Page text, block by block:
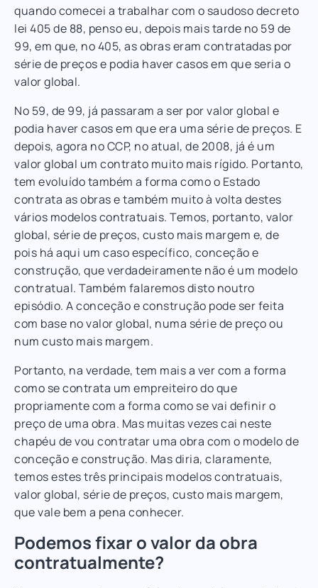
quando comecei a trabalhar com o saudoso decreto
lei 405 de 88, penso eu, depois mais tarde no 59 de
99, em que, no 405, as obras eram contratadas por
série de preços e podia haver casos em que seria o
valor global.
No 59, de 99, já passaram a ser por valor global e
podia haver casos em que era uma série de preços. E
depois, agora no CCP, no atual, de 2008, já é um
valor global um contrato muito mais rígido. Portanto,
tem evoluído também a forma como o Estado
contrata as obras e também muito à volta destes
vários modelos contratuais. Temos, portanto, valor
global, série de preços, custo mais margem e, de
pois há aqui um caso específico, conceção e
construção, que verdadeiramente não é um modelo
contratual. Também falaremos disto noutro
episódio. A conceção e construção pode ser feita
com base no valor global, numa série de preço ou
num custo mais margem.
Portanto, na verdade, tem mais a ver com a forma
como se contrata um empreiteiro do que
propriamente com a forma como se vai definir o
preço de uma obra. Mas muitas vezes cai neste
chapéu de vou contratar uma obra com o modelo de
conceção e construção. Mas diria, claramente,
temos estes três principais modelos contratuais,
valor global, série de preços, custo mais margem,
que vale bem a pena conhecer.
Podemos fixar o valor da obra
contratualmente?